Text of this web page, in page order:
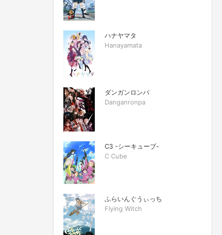
ハナヤマタ
Hanayamata
ダンガンロンパ
Danganronpa
C3 -シーキューブ-
C Cube
ふらいんぐうぃっち
Flying Witch